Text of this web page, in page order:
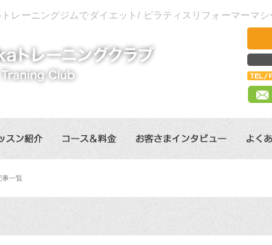
レーニングジムでダイエット/ ピラティスリフォーマーマシ
一覧